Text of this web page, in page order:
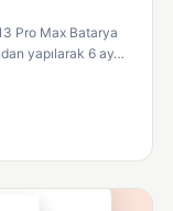
Pro Max Batarya
yapılarak 6 ay…